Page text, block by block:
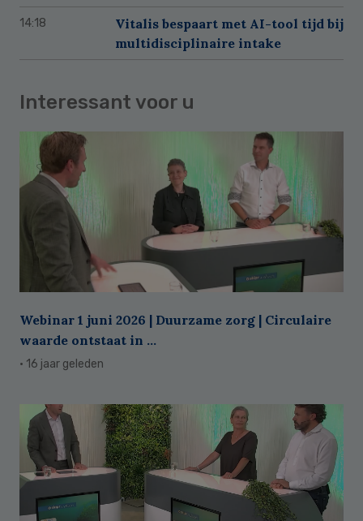
14:18
Vitalis bespaart met AI-tool tijd bij
multidisciplinaire intake
Interessant voor u
Webinar 1 juni 2026 | Duurzame zorg | Circulaire
waarde ontstaat in ...
· 16 jaar geleden